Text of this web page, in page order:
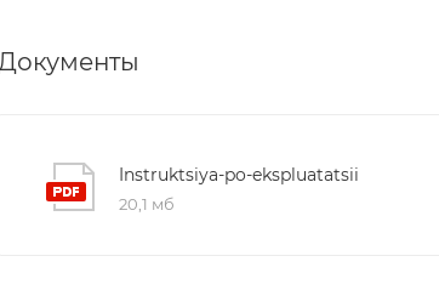
Instruktsiya-po-ekspluatatsii
20,1 мб